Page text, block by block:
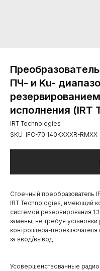
ПЧ- и Ku-
исполнения (IRT
IRT Technologies
SKU: IFC-70_140KXXXR-RMXX
Стоечный преобразователь
IRT Technologies, имеющий
системой резервирования
замены, не требуя
контроллера-
за ввод/вывод.
Усовершенствованные